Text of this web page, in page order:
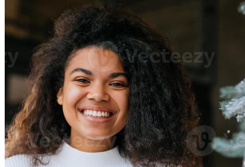
SVGs
Modèles
Vecteurs
Vidéos
Motion graphics
Images Éditoriales
Événements Éditoriaux